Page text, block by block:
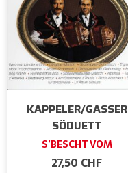
KAPPELER/GASSER
SÖDUETT
S’BESCHT VOM
27,50 CHF